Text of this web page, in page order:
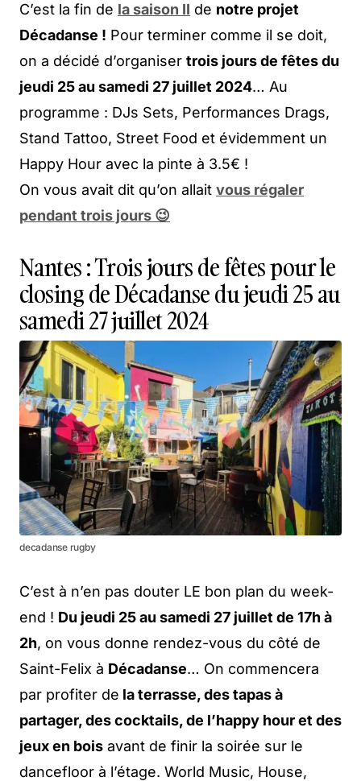
C’est la fin de la saison II de notre projet
Décadanse ! Pour terminer comme il se doit,
on a décidé d’organiser trois jours de fêtes du
jeudi 25 au samedi 27 juillet 2024… Au
programme : DJs Sets, Performances Drags,
Stand Tattoo, Street Food et évidemment un
Happy Hour avec la pinte à 3.5€ !
On vous avait dit qu’on allait vous régaler
pendant trois jours 😉
Nantes : Trois jours de fêtes pour le
closing de Décadanse du jeudi 25 au
samedi 27 juillet 2024
decadanse rugby
C’est à n’en pas douter LE bon plan du week-
end ! Du jeudi 25 au samedi 27 juillet de 17h à
2h, on vous donne rendez-vous du côté de
Saint-Felix à Décadanse… On commencera
par profiter de la terrasse, des tapas à
partager, des cocktails, de l’happy hour et des
jeux en bois avant de finir la soirée sur le
dancefloor à l’étage. World Music, House,